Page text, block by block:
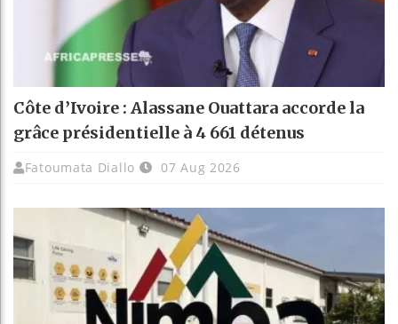
Côte d’Ivoire : Alassane Ouattara accorde la
grâce présidentielle à 4 661 détenus
Fatoumata Diallo 07 Aug 2026